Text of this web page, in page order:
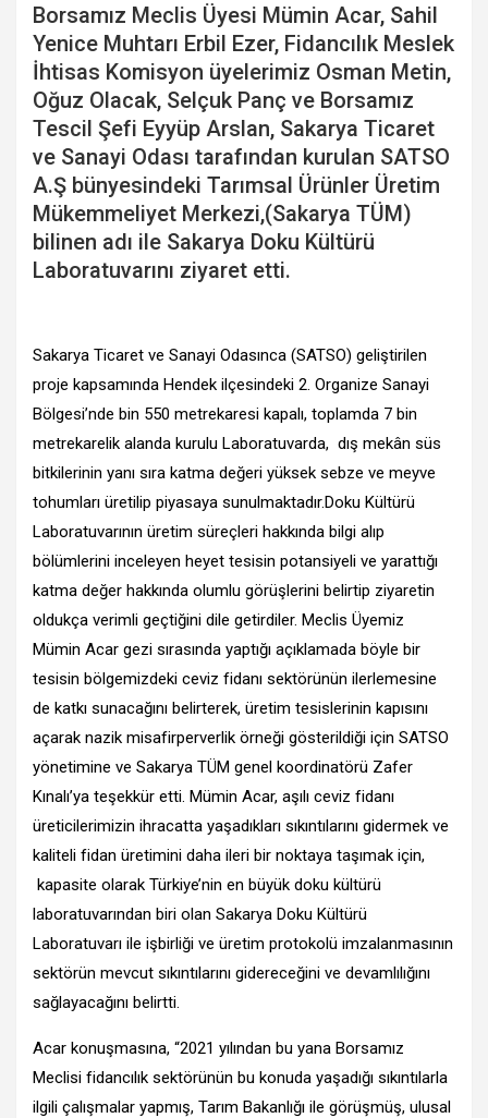
Borsamız Meclis Üyesi Mümin Acar, Sahil
Yenice Muhtarı Erbil Ezer, Fidancılık Meslek
İhtisas Komisyon üyelerimiz Osman Metin,
Oğuz Olacak, Selçuk Panç ve Borsamız
Tescil Şefi Eyyüp Arslan, Sakarya Ticaret
ve Sanayi Odası tarafından kurulan SATSO
A.Ş bünyesindeki Tarımsal Ürünler Üretim
Mükemmeliyet Merkezi,(Sakarya TÜM)
bilinen adı ile Sakarya Doku Kültürü
Laboratuvarını ziyaret etti.
Sakarya Ticaret ve Sanayi Odasınca (SATSO) geliştirilen
proje kapsamında Hendek ilçesindeki 2. Organize Sanayi
Bölgesi’nde bin 550 metrekaresi kapalı, toplamda 7 bin
metrekarelik alanda kurulu Laboratuvarda, dış mekân süs
bitkilerinin yanı sıra katma değeri yüksek sebze ve meyve
tohumları üretilip piyasaya sunulmaktadır.Doku Kültürü
Laboratuvarının üretim süreçleri hakkında bilgi alıp
bölümlerini inceleyen heyet tesisin potansiyeli ve yarattığı
katma değer hakkında olumlu görüşlerini belirtip ziyaretin
oldukça verimli geçtiğini dile getirdiler. Meclis Üyemiz
Mümin Acar gezi sırasında yaptığı açıklamada böyle bir
tesisin bölgemizdeki ceviz fidanı sektörünün ilerlemesine
de katkı sunacağını belirterek, üretim tesislerinin kapısını
açarak nazik misafirperverlik örneği gösterildiği için SATSO
yönetimine ve Sakarya TÜM genel koordinatörü Zafer
Kınalı’ya teşekkür etti. Mümin Acar, aşılı ceviz fidanı
üreticilerimizin ihracatta yaşadıkları sıkıntılarını gidermek ve
kaliteli fidan üretimini daha ileri bir noktaya taşımak için,
kapasite olarak Türkiye’nin en büyük doku kültürü
laboratuvarından biri olan Sakarya Doku Kültürü
Laboratuvarı ile işbirliği ve üretim protokolü imzalanmasının
sektörün mevcut sıkıntılarını gidereceğini ve devamlılığını
sağlayacağını belirtti.
Acar konuşmasına, “2021 yılından bu yana Borsamız
Meclisi fidancılık sektörünün bu konuda yaşadığı sıkıntılarla
ilgili çalışmalar yapmış, Tarım Bakanlığı ile görüşmüş, ulusal